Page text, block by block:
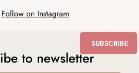
Follow on Instagram
to newsletter
SUBSCRIBE